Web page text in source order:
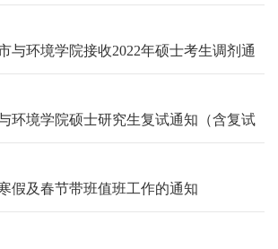
全国优秀大学生暑期夏令营"报名通知
与环境学院接收2022年硕士考生调剂通
环境学院硕士研究生复试通知（含复试
假及春节带班值班工作的通知